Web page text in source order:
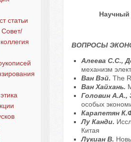
статьи
Научный
ВОПРОСЫ
Алеева С.С.,
механизм
Ван Вэй. The
Ван Хайхань.
Головин А.А.,
особых
Карапетян
Лу Канди.
Китая
Лукиан В.